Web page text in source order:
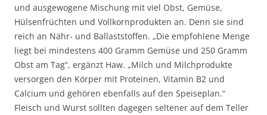
und ausgewogene Mischung mit viel Obst, Gemüse,
Hülsenfrüchten und Vollkornprodukten an. Denn sie sind
reich an Nähr- und Ballaststoffen. „Die empfohlene Menge
liegt bei mindestens 400 Gramm Gemüse und 250 Gramm
Obst am Tag“, ergänzt Haw. „Milch und Milchprodukte
versorgen den Körper mit Proteinen, Vitamin B2 und
Calcium und gehören ebenfalls auf den Speiseplan.“
Fleisch und Wurst sollten dagegen seltener auf dem Teller